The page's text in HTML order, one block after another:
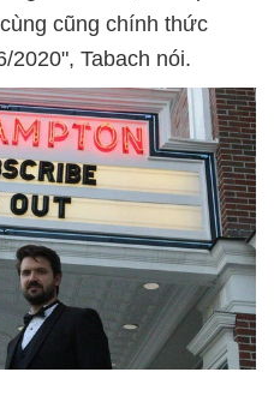
cùng cũng chính thức
2020", Tabach nói.